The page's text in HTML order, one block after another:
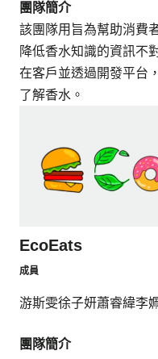
團隊簡介
該團隊用旨為幫助消費
降低香水知識的資訊不
在客戶並透過開發平台
了解香水。
EcoEats
成員
游斯雯徐子妍蕭睿緯李
團隊簡介